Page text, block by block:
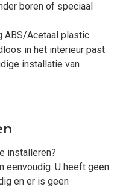
boren of speciaal
ABS/Acetaal plastic
in het interieur past
installatie van
installeren?
eenvoudig. U heeft geen
en er is geen